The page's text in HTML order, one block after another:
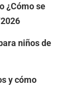
¿Cómo se
niños de
y cómo